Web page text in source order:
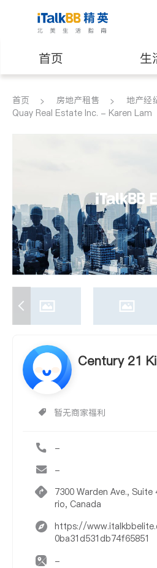
首页 生
医生 律
建筑装修
首页 房地产租售 地产经
Quay Real Estate Inc. - Karen Lam
Century 21
暂无商家福利
-
-
7300 Warden Ave.,
rio, Canada
https://
0ba31d531db74f65851
-